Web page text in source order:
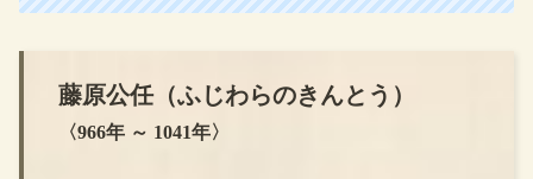
藤原公任（ふじわらのきんとう ）
〈966年 ～ 1041年〉